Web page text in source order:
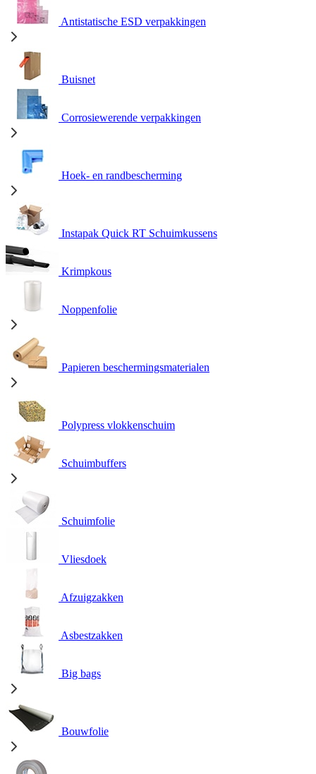
Antistatische ESD verpakkingen
Buisnet
Corrosiewerende verpakkingen
Hoek- en randbescherming
Instapak Quick RT Schuimkussens
Krimpkous
Noppenfolie
Papieren beschermingsmaterialen
Polypress vlokkenschuim
Schuimbuffers
Schuimfolie
Vliesdoek
Afzuigzakken
Asbestzakken
Big bags
Bouwfolie